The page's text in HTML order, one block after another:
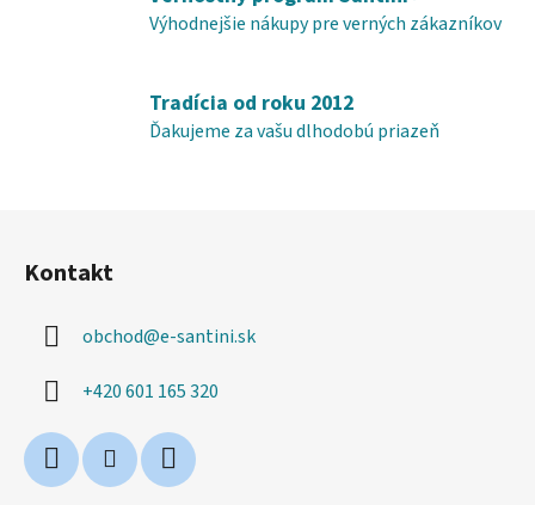
k
y
ý
p
i
Výhodnejšie nákupy pre verných zákazníkov
Tradícia od roku 2012
Ďakujeme za vašu dlhodobú priazeň
Kontakt
obchod@e-santini.sk
+420 601 165 320